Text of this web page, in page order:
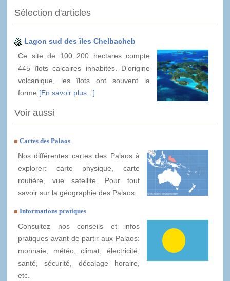
Sélection d'articles
Lagon sud des îles Chelbacheb
Ce site de 100 200 hectares compte
445 îlots calcaires inhabités. D’origine
volcanique, les îlots ont souvent la
forme [En savoir plus...]
Voir aussi
Cartes des Palaos
Nos différentes cartes des Palaos à
explorer: carte physique, carte
routière, vue satellite. Pour tout
savoir sur la géographie des Palaos.
Informations pratiques
Consultez nos conseils et infos
pratiques avant de partir aux Palaos:
monnaie, météo, climat, électricité,
santé, sécurité, décalage horaire,
etc.